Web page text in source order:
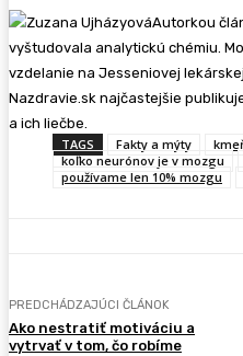
Autorkou
vyštudovala analytickú chémiu.
vzdelanie na Jesseniovej
Nazdravie.sk najčastejšie
a ich liečbe.
TAGS
Fakty a mýty
koľko neurónov je v mozgu
používame len 10% mozgu
PREDCHÁDZAJÚCI ČLÁNOK
Ako nestratiť motiváciu a
vytrvať v tom, čo robíme